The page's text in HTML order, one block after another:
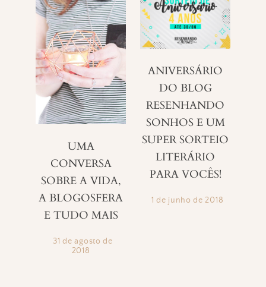
UMA
CONVERSA
SOBRE A VIDA,
A BLOGOSFERA
E TUDO MAIS
31 de agosto de
2018
ANIVERSÁRIO
DO BLOG
RESENHANDO
SONHOS E UM
SUPER SORTEIO
LITERÁRIO
PARA VOCÊS!
1 de junho de 2018